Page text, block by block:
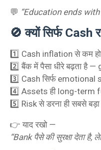
💬 “Education ends
🚫 क्यों सिर्फ Cash
1️⃣ Cash inflation से कम
2️⃣ बैंक में पैसा धीरे बढ़ता है
3️⃣ Cash सिर्फ emotional
4️⃣ Assets ही long-term
5️⃣ Risk से डरना ही सबसे
👉 याद रखो —
“Bank पैसे की सुरक्षा देता है,